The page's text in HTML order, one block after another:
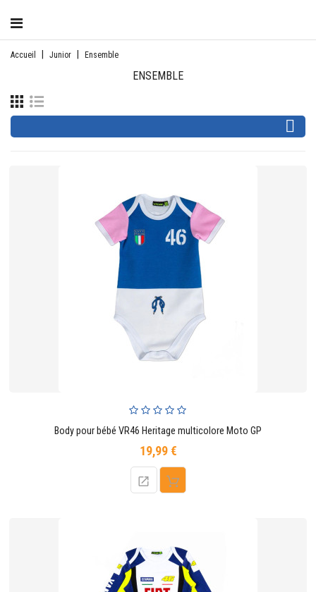
Accueil Junior Ensemble
ENSEMBLE

Body pour bébé VR46 Heritage multicolore Moto GP
19,99 €Prix